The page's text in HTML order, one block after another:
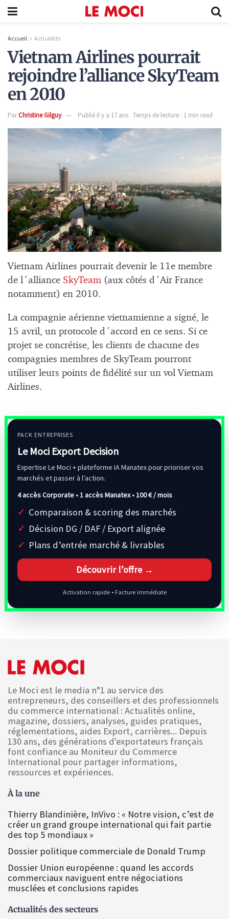
Accueil Actualités
Vietnam Airlines pourrait
rejoindre l’alliance SkyTeam
en 2010
ParChristine Gilguy Publié il y a 17 ans Temps de lecture : 1 min read
Vietnam Airlines pourrait devenir le 11e membre
de l´alliance SkyTeam (aux côtés d´Air France
notamment) en 2010.
La compagnie aérienne vietnamienne a signé, le
15 avril, un protocole d´accord en ce sens. Si ce
projet se concrétise, les clients de chacune des
compagnies membres de SkyTeam pourront
utiliser leurs points de fidélité sur un vol Vietnam
Airlines.
PACK ENTREPRISES
Le Moci Export Decision
Expertise Le Moci + plateforme IA Manatex pour prioriser vos
marchés et passer à l’action.
4 accès Corporate • 1 accès Manatex •100 € / mois
Comparaison & scoring des marchés
Décision DG / DAF / Export alignée
Plans d’entrée marché & livrables
Découvrir l’offre →
Activation rapide • Facture immédiate
Le Moci est le media n°1 au service des
entrepreneurs, des conseillers et des professionnels
du commerce international : Actualités online,
magazine, dossiers, analyses, guides pratiques,
réglementations, aides Export, carrières... Depuis
130 ans, des générations d'exportateurs français
font confiance au Moniteur du Commerce
International pour partager informations,
ressources et expériences.
À la une
Thierry Blandinière, InVivo : « Notre vision, c’est de
créer un grand groupe international qui fait partie
des top 5 mondiaux »
Dossier politique commerciale de Donald Trump
Dossier Union européenne : quand les accords
commerciaux naviguent entre négociations
musclées et conclusions rapides
Actualités des secteurs